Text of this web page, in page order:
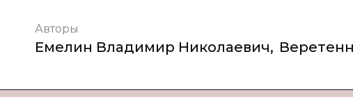
Авторы
Емелин Владимир Николаевич,